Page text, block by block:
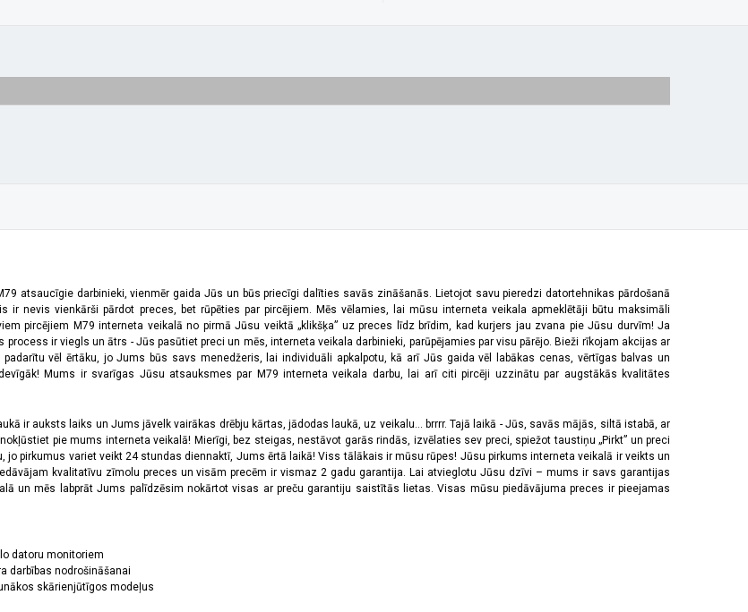
atsaucīgie darbinieki, vienmēr gaida Jūs un būs priecīgi dalīties savās zināšanās. Lietojot savu pieredzi datortehnikas pārdošanā
nevis vienkārši pārdot preces, bet rūpēties par pircējiem. Mēs vēlamies, lai mūsu interneta veikala apmeklētāji būtu maksimāli
pircējiem M79 interneta veikalā no pirmā Jūsu veiktā „klikšķa” uz preces līdz brīdim, kad kurjers jau zvana pie Jūsu durvīm! Ja
ir viegls un ātrs - Jūs pasūtiet preci un mēs, interneta veikala darbinieki, parūpējamies par visu pārējo. Bieži rīkojam akcijas ar
vēl ērtāku, jo Jums būs savs menedžeris, lai individuāli apkalpotu, kā arī Jūs gaida vēl labākas cenas, vērtīgas balvas un
Mums ir svarīgas Jūsu atsauksmes par M79 interneta veikala darbu, lai arī citi pircēji uzzinātu par augstākās kvalitātes
ir auksts laiks un Jums jāvelk vairākas drēbju kārtas, jādodas laukā, uz veikalu... brrrr. Tajā laikā - Jūs, savās mājās, siltā istabā, ar
pie mums interneta veikalā! Mierīgi, bez steigas, nestāvot garās rindās, izvēlaties sev preci, spiežot taustiņu „Pirkt” un preci
pirkumus variet veikt 24 stundas diennaktī, Jums ērtā laikā! Viss tālākais ir mūsu rūpes! Jūsu pirkums interneta veikalā ir veikts un
kvalitatīvu zīmolu preces un visām precēm ir vismaz 2 gadu garantija. Lai atvieglotu Jūsu dzīvi – mums ir savs garantijas
un mēs labprāt Jums palīdzēsim nokārtot visas ar preču garantiju saistītās lietas. Visas mūsu piedāvājuma preces ir pieejamas
datoru monitoriem
darbības nodrošināšanai
skārienjūtīgos modeļus